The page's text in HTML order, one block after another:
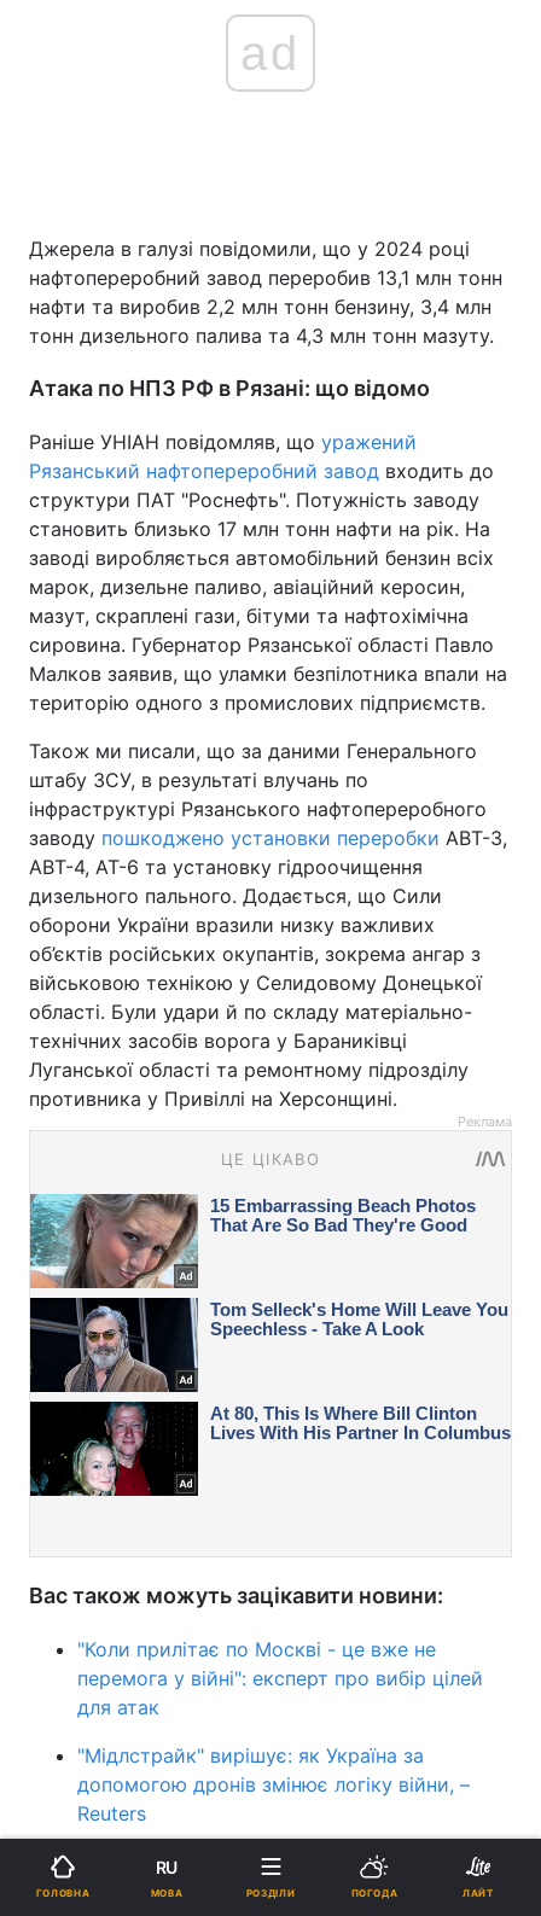
ad
Джерела в галузі повідомили, що у 2024 році
нафтопереробний завод переробив 13,1 млн тонн
нафти та виробив 2,2 млн тонн бензину, 3,4 млн
тонн дизельного палива та 4,3 млн тонн мазуту.
Атака по НПЗ РФ в Рязані: що відомо
Раніше УНІАН повідомляв, що уражений
Рязанський нафтопереробний завод входить до
структури ПАТ "Роснефть". Потужність заводу
становить близько 17 млн тонн нафти на рік. На
заводі виробляється автомобільний бензин всіх
марок, дизельне паливо, авіаційний керосин,
мазут, скраплені гази, бітуми та нафтохімічна
сировина. Губернатор Рязанської області Павло
Малков заявив, що уламки безпілотника впали на
територію одного з промислових підприємств.
Також ми писали, що за даними Генерального
штабу ЗСУ, в результаті влучань по
інфраструктурі Рязанського нафтопереробного
заводу пошкоджено установки переробки АВТ-3,
АВТ-4, АТ-6 та установку гідроочищення
дизельного пального. Додається, що Сили
оборони України вразили низку важливих
об’єктів російських окупантів, зокрема ангар з
військовою технікою у Селидовому Донецької
області. Були удари й по складу матеріально-
технічних засобів ворога у Бараниківці
Луганської області та ремонтному підрозділу
противника у Привіллі на Херсонщині.
Реклама
Вас також можуть зацікавити новини:
"Коли прилітає по Москві - це вже не
перемога у війні": експерт про вибір цілей
для атак
"Мідлстрайк" вирішує: як Україна за
допомогою дронів змінює логіку війни, –
Reuters
Вперше за всю війну кількість українських
атак перевищила російські, – Сирський
ГОЛОВНА
RU
МОВА РОЗДІЛИ ПОГОДА ЛАЙТ